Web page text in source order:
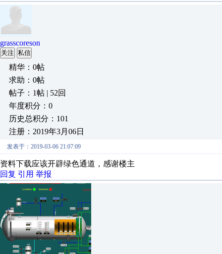
grasscoreson
关注 私信
精华：0帖
求助：0帖
帖子：1帖 | 52回
年度积分：0
历史总积分：101
注册：2019年3月06日
发表于：2019-03-06 21:07:09
资料下载应该开辟绿色通道，感谢楼主
回复 引用 举报